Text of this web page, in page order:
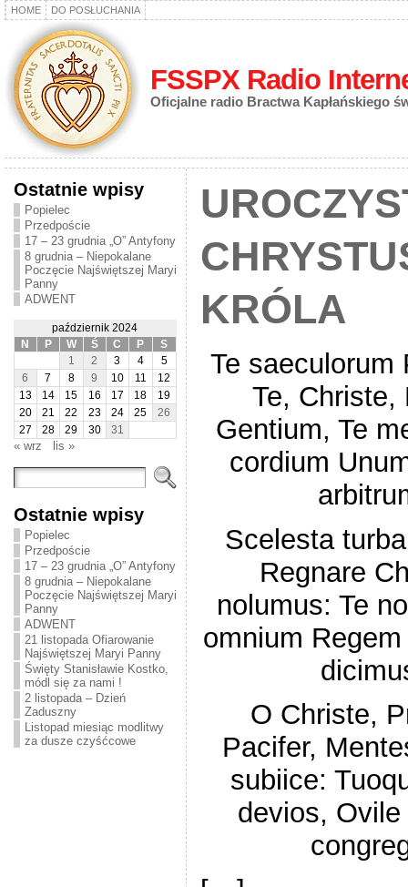
HOME DO POSŁUCHANIA
FSSPX Radio
Oficjalne radio Bractwa Kapłańskiego
Ostatnie wpisy
Popielec
Przedpoście
17 – 23 grudnia „O” Antyfony
8 grudnia – Niepokalane
Poczęcie Najświętszej Maryi
Panny
ADWENT
październik 2024
N
P W Ś C P
S
1
2 3 4
5
6
7 8 9 10 11
12
13
14 15 16 17 18
19
20
21 22 23 24 25
26
27
28 29 30 31
« wrz lis »
Ostatnie wpisy
Popielec
Przedpoście
17 – 23 grudnia „O” Antyfony
8 grudnia – Niepokalane
Poczęcie Najświętszej Maryi
Panny
ADWENT
21 listopada Ofiarowanie
Najświętszej Maryi Panny
Święty Stanisławie Kostko,
módl się za nami !
2 listopada – Dzień
Zaduszny
Listopad miesiąc modlitwy
za dusze czyśćcowe
KRÓLA
Te saeculorum
Te, Christe,
Gentium, Te
cordium
Scelesta
Regnare
nolumus: Te
omnium
O Christe,
Pacifer,
subiice:
devios,